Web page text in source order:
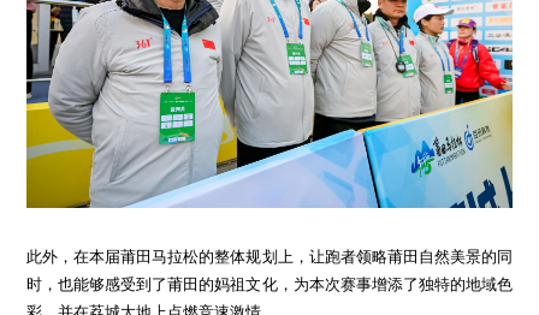
此外，在本届莆田马拉松的整体规划上，让跑者领略莆田自然美景的同
时，也能够感受到了莆田的妈祖文化，为本次赛事增添了独特的地域色